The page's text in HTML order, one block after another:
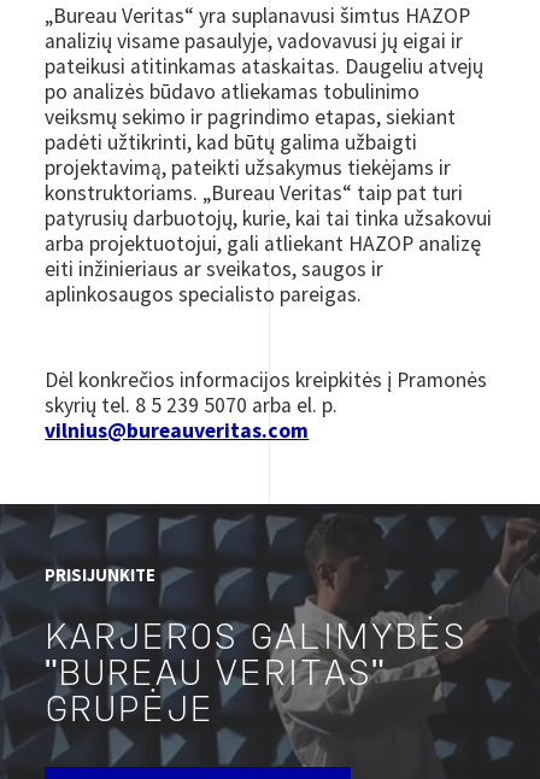
„Bureau Veritas“ yra suplanavusi šimtus HAZOP
analizių visame pasaulyje, vadovavusi jų eigai ir
pateikusi atitinkamas ataskaitas. Daugeliu atvejų
po analizės būdavo atliekamas tobulinimo
veiksmų sekimo ir pagrindimo etapas, siekiant
padėti užtikrinti, kad būtų galima užbaigti
projektavimą, pateikti užsakymus tiekėjams ir
konstruktoriams. „Bureau Veritas“ taip pat turi
patyrusių darbuotojų, kurie, kai tai tinka užsakovui
arba projektuotojui, gali atliekant HAZOP analizę
eiti inžinieriaus ar sveikatos, saugos ir
aplinkosaugos specialisto pareigas.
Dėl konkrečios informacijos kreipkitės į Pramonės
skyrių tel. 8 5 239 5070 arba el. p.
vilnius@bureauveritas.com
PRISIJUNKITE
KARJEROS GALIMYBĖS
"BUREAU VERITAS"
GRUPĖJE